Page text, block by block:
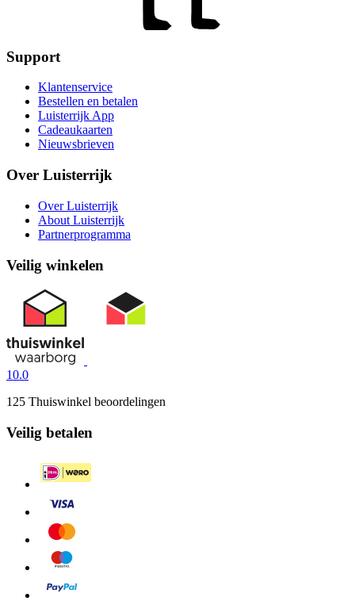
Support
Klantenservice
Bestellen en betalen
Luisterrijk App
Cadeaukaarten
Nieuwsbrieven
Over Luisterrijk
Over Luisterrijk
About Luisterrijk
Partnerprogramma
Veilig winkelen
10.0
125 Thuiswinkel beoordelingen
Veilig betalen